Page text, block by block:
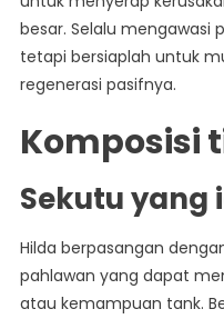
besar. Selalu mengawasi
tetapi bersiaplah untuk
regenerasi pasifnya.
Komposisi
Sekutu yang
Hilda berpasangan
pahlawan yang dapat
atau kemampuan tank.